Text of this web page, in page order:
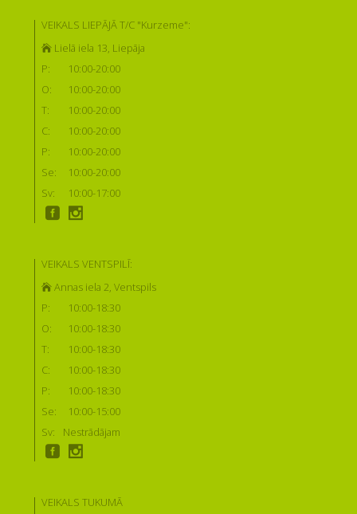
VEIKALS LIEPĀJĀ T/C "Kurzeme":
Lielā iela 13, Liepāja
P:
10:00-20:00
O:
10:00-20:00
T:
10:00-20:00
C:
10:00-20:00
P:
10:00-20:00
Se:
10:00-20:00
Sv:
10:00-17:00
VEIKALS VENTSPILĪ:
Annas iela 2, Ventspils
P:
10:00-18:30
O:
10:00-18:30
T:
10:00-18:30
C:
10:00-18:30
P:
10:00-18:30
Se:
10:00-15:00
Sv:
Nestrādājam
VEIKALS TUKUMĀ